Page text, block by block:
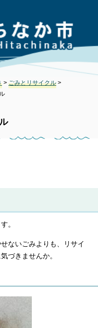
> ごみとリサイクル >
。
ないごみよりも、リサイ
づきませんか。